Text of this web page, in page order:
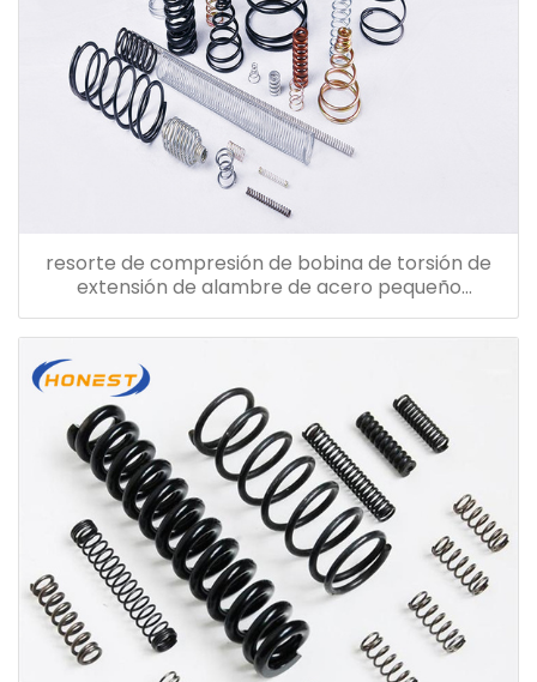
resorte de compresión de bobina de torsión de
extensión de alambre de acero pequeño
personalizado